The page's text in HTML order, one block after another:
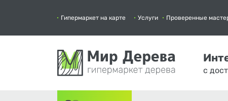
Гипермаркет на карте Услуги Проверенные
с